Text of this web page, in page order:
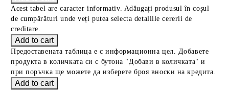
Acest tabel are caracter informativ. Adăugați produsul în coșul
de cumpărături unde veți putea selecta detaliile cererii de
creditare.
Предоставената таблица е с информационна цел. Добавете
продукта в количката си с бутона "Добави в количката" и
при поръчка ще можете да изберете броя вноски на кредита.